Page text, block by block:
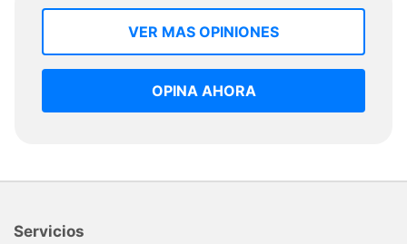
VER MAS OPINIONES
OPINA AHORA
Servicios